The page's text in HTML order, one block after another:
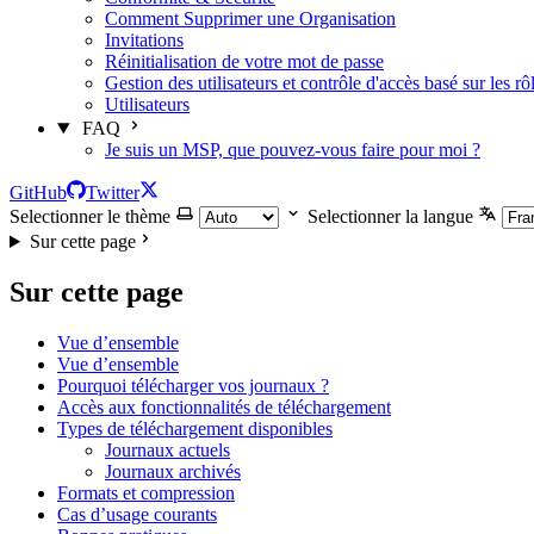
Comment Supprimer une Organisation
Invitations
Réinitialisation de votre mot de passe
Gestion des utilisateurs et contrôle d'accès basé sur les
Utilisateurs
FAQ
Je suis un MSP, que pouvez-vous faire pour moi ?
GitHub
Twitter
Selectionner le thème
Selectionner la langue
Sur cette page
Sur cette page
Vue d’ensemble
Vue d’ensemble
Pourquoi télécharger vos journaux ?
Accès aux fonctionnalités de téléchargement
Types de téléchargement disponibles
Journaux actuels
Journaux archivés
Formats et compression
Cas d’usage courants